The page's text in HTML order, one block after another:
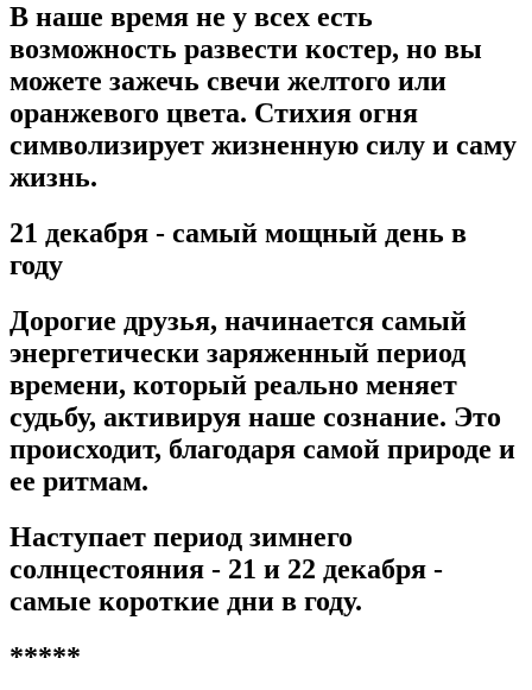
В наше время не у всех есть
возможность развести костер, но вы
можете зажечь свечи желтого или
оранжевого цвета. Стихия огня
символизирует жизненную силу и саму
жизнь.
21 декабря - самый мощный день в
году
Дорогие друзья, начинается самый
энергетически заряженный период
времени, который реально меняет
судьбу, активируя наше сознание. Это
происходит, благодаря самой природе и
ее ритмам.
Наступает период зимнего
солнцестояния - 21 и 22 декабря -
самые короткие дни в году.
*****